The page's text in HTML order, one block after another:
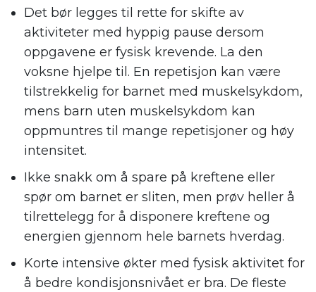
Det bør legges til rette for skifte av
aktiviteter med hyppig pause dersom
oppgavene er fysisk krevende. La den
voksne hjelpe til. En repetisjon kan være
tilstrekkelig for barnet med muskelsykdom,
mens barn uten muskelsykdom kan
oppmuntres til mange repetisjoner og høy
intensitet.
Ikke snakk om å spare på kreftene eller
spør om barnet er sliten, men prøv heller å
tilrettelegg for å disponere kreftene og
energien gjennom hele barnets hverdag.
Korte intensive økter med fysisk aktivitet for
å bedre kondisjonsnivået er bra. De fleste